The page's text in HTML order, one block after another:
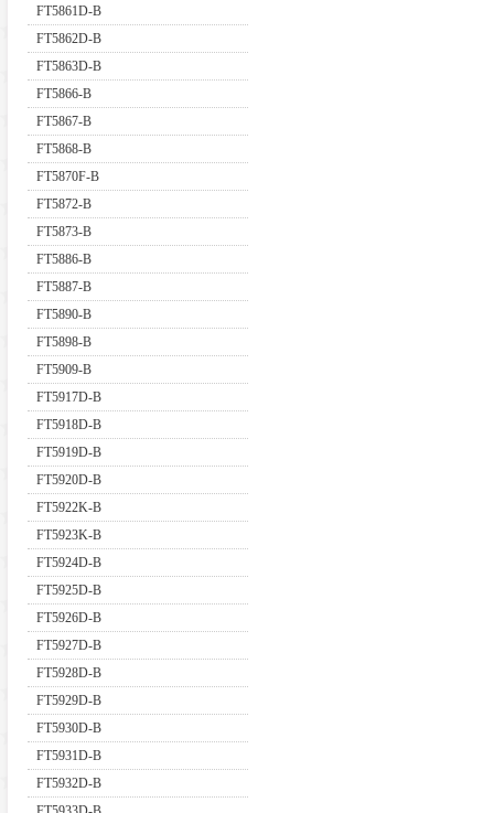
FT5861D-B
FT5862D-B
FT5863D-B
FT5866-B
FT5867-B
FT5868-B
FT5870F-B
FT5872-B
FT5873-B
FT5886-B
FT5887-B
FT5890-B
FT5898-B
FT5909-B
FT5917D-B
FT5918D-B
FT5919D-B
FT5920D-B
FT5922K-B
FT5923K-B
FT5924D-B
FT5925D-B
FT5926D-B
FT5927D-B
FT5928D-B
FT5929D-B
FT5930D-B
FT5931D-B
FT5932D-B